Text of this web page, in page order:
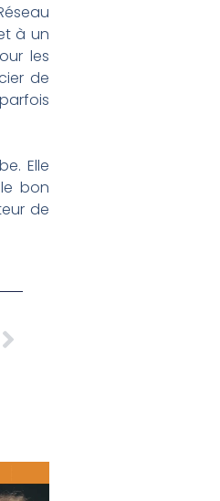
à un
les
de
Elle
bon
de